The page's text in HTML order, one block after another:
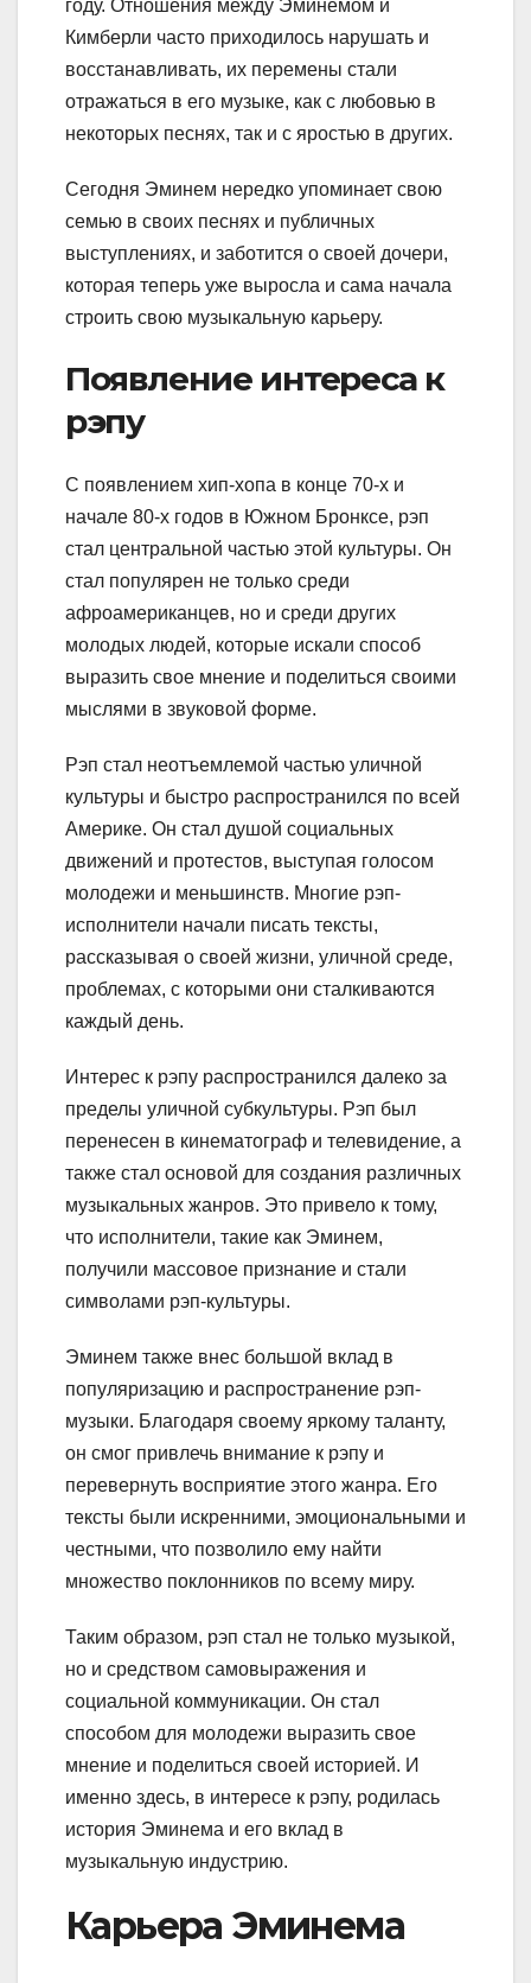
году. Отношения между Эминемом и
Кимберли часто приходилось нарушать и
восстанавливать, их перемены стали
отражаться в его музыке, как с любовью в
некоторых песнях, так и с яростью в других.
Сегодня Эминем нередко упоминает свою
семью в своих песнях и публичных
выступлениях, и заботится о своей дочери,
которая теперь уже выросла и сама начала
строить свою музыкальную карьеру.
Появление интереса к
рэпу
С появлением хип-хопа в конце 70-х и
начале 80-х годов в Южном Бронксе, рэп
стал центральной частью этой культуры. Он
стал популярен не только среди
афроамериканцев, но и среди других
молодых людей, которые искали способ
выразить свое мнение и поделиться своими
мыслями в звуковой форме.
Рэп стал неотъемлемой частью уличной
культуры и быстро распространился по всей
Америке. Он стал душой социальных
движений и протестов, выступая голосом
молодежи и меньшинств. Многие рэп-
исполнители начали писать тексты,
рассказывая о своей жизни, уличной среде,
проблемах, с которыми они сталкиваются
каждый день.
Интерес к рэпу распространился далеко за
пределы уличной субкультуры. Рэп был
перенесен в кинематограф и телевидение, а
также стал основой для создания различных
музыкальных жанров. Это привело к тому,
что исполнители, такие как Эминем,
получили массовое признание и стали
символами рэп-культуры.
Эминем также внес большой вклад в
популяризацию и распространение рэп-
музыки. Благодаря своему яркому таланту,
он смог привлечь внимание к рэпу и
перевернуть восприятие этого жанра. Его
тексты были искренними, эмоциональными и
честными, что позволило ему найти
множество поклонников по всему миру.
Таким образом, рэп стал не только музыкой,
но и средством самовыражения и
социальной коммуникации. Он стал
способом для молодежи выразить свое
мнение и поделиться своей историей. И
именно здесь, в интересе к рэпу, родилась
история Эминема и его вклад в
музыкальную индустрию.
Карьера Эминема